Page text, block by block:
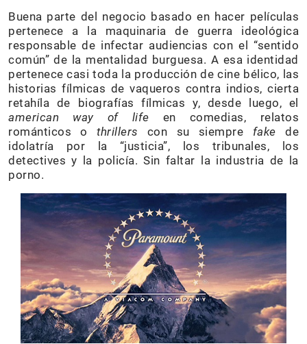
Buena parte del negocio basado en hacer películas
pertenece a la maquinaria de guerra ideológica
responsable de infectar audiencias con el “sentido
común” de la mentalidad burguesa. A esa identidad
pertenece casi toda la producción de cine bélico, las
historias fílmicas de vaqueros contra indios, cierta
retahíla de biografías fílmicas y, desde luego, el
american
way of life en comedias, relatos
románticos othrillers con su siempre fake de
idolatría por la “justicia”, los tribunales, los
detectives y la policía. Sin faltar la industria de la
porno.